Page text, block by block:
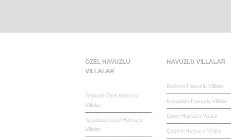
ÖZEL HAVUZLU
VILLALAR
Bodrum Özel Havuzlu
Villalar
Kuşadası Özel Havuzlu
Villalar
HAVUZLU VILLALAR
Bodrum Havuzlu Villalar
Kuşadası Havuzlu Villalar
Didim Havuzlu Villalar
Çeşme Havuzlu Villalar